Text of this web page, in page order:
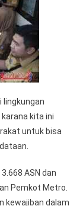
lingkungan
kita ini
untuk bisa
ASN dan
Pemkot Metro.
kewajiban dalam